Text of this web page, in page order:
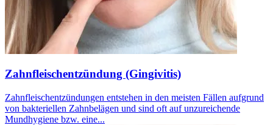
Zahnfleischentzündung (Gingivitis)
Zahnfleischentzündungen entstehen in den meisten Fällen aufgrund
von bakteriellen Zahnbelägen und sind oft auf unzureichende
Mundhygiene bzw. eine...